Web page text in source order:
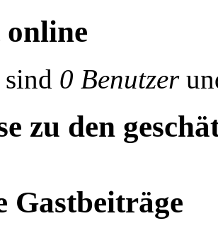
0 Benutzer
zu den
Gastbeiträge